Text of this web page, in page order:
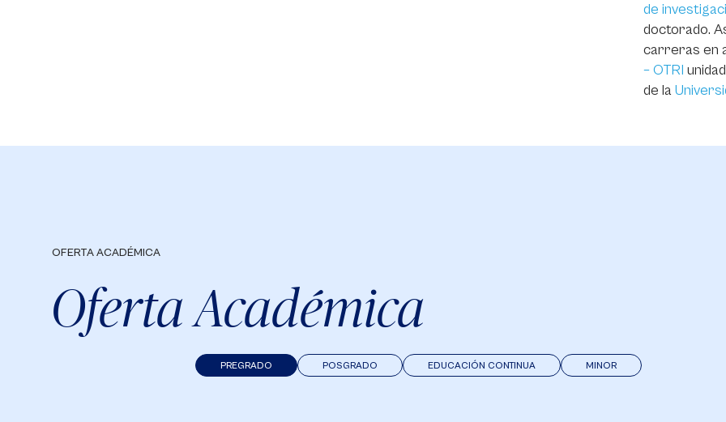
de
doctorado.
carreras en
– OTRI
de la
OFERTA ACADÉMICA
Oferta Académica
MINOR
EDUCACIÓN CONTINUA
POSGRADO
PREGRADO